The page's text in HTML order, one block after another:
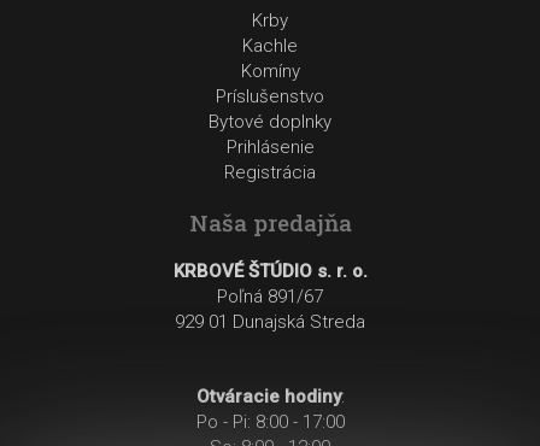
Krby
Kachle
Komíny
Príslušenstvo
Bytové doplnky
Prihlásenie
Registrácia
Naša predajňa
KRBOVÉ ŠTÚDIO s. r. o.
Poľná 891/67
929 01 Dunajská Streda
Otváracie hodiny:
Po - Pi: 8:00 - 17:00